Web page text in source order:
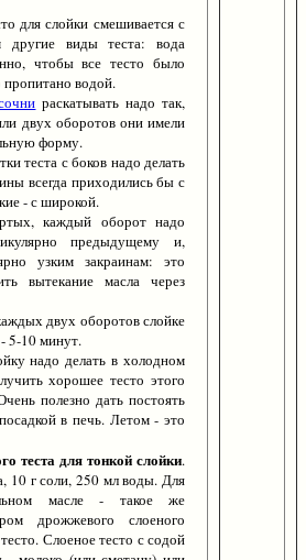
слойки смешивается с
виды теста: вода
чтобы все тесто было
водой.
раскатывать надо так,
двух оборотов они имели
форму.
теста с боков надо делать
всегда приходились бы с
- с широкой.
оборот надо
предыдущему и,
узким закраинам: это
вытекание масла через
двух оборотов слойке
5-10 минут.
делать в холодном
хорошее тесто этого
полезно дать постоять
в печь. Летом - это
теста для тонкой слойки.
10 г соли, 250 мл воды. Для
масле - такое же
дрожжевого слоеного
тесто. Слоеное тесто с содой